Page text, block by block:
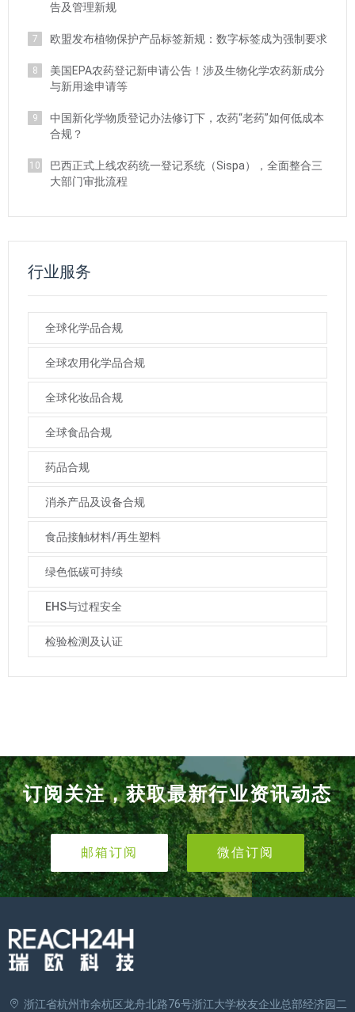
告及管理新规
7 欧盟发布植物保护产品标签新规：数字标签成为强制要求
8
美国EPA农药登记新申请公告！涉及生物化学农药新成分
与新用途申请等
9
中国新化学物质登记办法修订下，农药“老药”如何低成本
合规？
10
巴西正式上线农药统一登记系统（Sispa），全面整合三
大部门审批流程
行业服务
全球化学品合规
全球农用化学品合规
全球化妆品合规
全球食品合规
药品合规
消杀产品及设备合规
食品接触材料/再生塑料
绿色低碳可持续
EHS与过程安全
检验检测及认证
订阅关注，获取最新行业资讯动态
邮箱订阅 微信订阅
浙江省杭州市余杭区龙舟北路76号浙江大学校友企业总部经济园二